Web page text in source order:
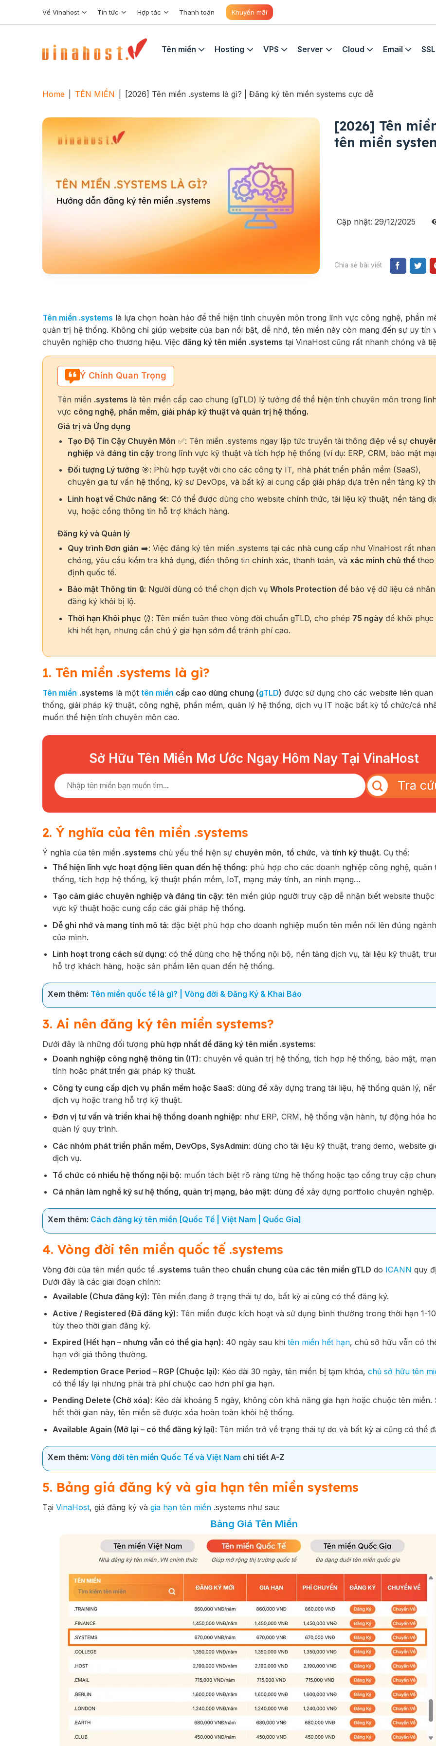
Về Vinahost Tin tức Hợp tác Thanh toán Khuyến mãi
Tên miền Hosting VPS Server Cloud Email SSL
Home TÊN MIỀN [2026] Tên miền .systems là gì? | Đăng ký tên miền systems cực dễ
[2026] Tên
tên miền
Cập nhật: 29/12/2025
Chia sẻ bài viết
Tên miền .systems là lựa chọn hoàn hảo để thể hiện tính chuyên môn trong lĩnh vực công nghệ, phần
quản trị hệ thống. Không chỉ giúp website của bạn nổi bật, dễ nhớ, tên miền này còn mang đến sự uy tín
chuyên nghiệp cho thương hiệu. Việc đăng ký tên miền .systems tại VinaHost cũng rất nhanh chóng và
Ý Chính Quan Trọng
Tên miền .systems là tên miền cấp cao chung (gTLD) lý tưởng để thể hiện tính chuyên môn trong lĩnh
vực công nghệ, phần mềm, giải pháp kỹ thuật và quản trị hệ thống.
Giá trị và Ứng dụng
Tạo Độ Tin Cậy Chuyên Môn ✅: Tên miền .systems ngay lập tức truyền tải thông điệp về sự
nghiệp và đáng tin cậytrong lĩnh vực kỹ thuật và tích hợp hệ thống (ví dụ: ERP, CRM, bảo mật
Đối tượng Lý tưởng 🎯: Phù hợp tuyệt vời cho các công ty IT, nhà phát triển phần mềm (SaaS),
chuyên gia tư vấn hệ thống, kỹ sư DevOps, và bất kỳ ai cung cấp giải pháp dựa trên nền tảng kỹ
Linh hoạt về Chức năng 🛠️: Có thể được dùng cho website chính thức, tài liệu kỹ thuật, nền tảng
vụ, hoặc cổng thông tin hỗ trợ khách hàng.
Đăng ký và Quản lý
Quy trình Đơn giản ➡️: Việc đăng ký tên miền .systems tại các nhà cung cấp như VinaHost rất
chóng, yêu cầu kiểm tra khả dụng, điền thông tin chính xác, thanh toán, và xác minh chủ thểtheo
định quốc tế.
Bảo mật Thông tin 🔒: Người dùng có thể chọn dịch vụ WhoIs Protection để bảo vệ dữ liệu cá nhân
đăng ký khỏi bị lộ.
Thời hạn Khôi phục ⏰: Tên miền tuân theo vòng đời chuẩn gTLD, cho phép 75 ngàyđể khôi phục
khi hết hạn, nhưng cần chú ý gia hạn sớm để tránh phí cao.
1. Tên miền .systems là gì?
Tên miền .systems là một tên miền cấp cao dùng chung (gTLD) được sử dụng cho các website liên quan
thống, giải pháp kỹ thuật, công nghệ, phần mềm, quản lý hệ thống, dịch vụ IT hoặc bất kỳ tổ chức/cá
muốn thể hiện tính chuyên môn cao.
Sở Hữu Tên Miền Mơ Ước Ngay Hôm Nay Tại VinaHost
Tra
2. Ý nghĩa của tên miền .systems
Ý nghĩa của tên miền .systems chủ yếu thể hiện sự chuyên môn, tổ chức, và tính kỹ thuật. Cụ thể:
Thể hiện lĩnh vực hoạt động liên quan đến hệ thống: phù hợp cho các doanh nghiệp công nghệ, quản
thống, tích hợp hệ thống, kỹ thuật phần mềm, IoT, mạng máy tính, an ninh mạng…
Tạo cảm giác chuyên nghiệp và đáng tin cậy: tên miền giúp người truy cập dễ nhận biết website
vực kỹ thuật hoặc cung cấp các giải pháp hệ thống.
Dễ ghi nhớ và mang tính mô tả: đặc biệt phù hợp cho doanh nghiệp muốn tên miền nói lên đúng
của mình.
Linh hoạt trong cách sử dụng: có thể dùng cho hệ thống nội bộ, nền tảng dịch vụ, tài liệu kỹ thuật,
hỗ trợ khách hàng, hoặc sản phẩm liên quan đến hệ thống.
Xem thêm: Tên miền quốc tế là gì? | Vòng đời & Đăng Ký & Khai Báo
3. Ai nên đăng ký tên miền systems?
Dưới đây là những đối tượng phù hợp nhất để đăng ký tên miền .systems:
Doanh nghiệp công nghệ thông tin (IT): chuyên về quản trị hệ thống, tích hợp hệ thống, bảo mật,
tính hoặc phát triển giải pháp kỹ thuật.
Công ty cung cấp dịch vụ phần mềm hoặc SaaS: dùng để xây dựng trang tài liệu, hệ thống quản lý,
dịch vụ hoặc trang hỗ trợ kỹ thuật.
Đơn vị tư vấn và triển khai hệ thống doanh nghiệp: như ERP, CRM, hệ thống vận hành, tự động hóa
quản lý quy trình.
Các nhóm phát triển phần mềm, DevOps, SysAdmin: dùng cho tài liệu kỹ thuật, trang demo, website
dịch vụ.
Tổ chức có nhiều hệ thống nội bộ: muốn tách biệt rõ ràng từng hệ thống hoặc tạo cổng truy cập
Cá nhân làm nghề kỹ sư hệ thống, quản trị mạng, bảo mật: dùng để xây dựng portfolio chuyên nghiệp.
Xem thêm: Cách đăng ký tên miền [Quốc Tế | Việt Nam | Quốc Gia]
4. Vòng đời tên miền quốc tế .systems
Vòng đời của tên miền quốc tế .systems tuân theo chuẩn chung của các tên miền gTLD do ICANN quy
Dưới đây là các giai đoạn chính:
Available (Chưa đăng ký): Tên miền đang ở trạng thái tự do, bất kỳ ai cũng có thể đăng ký.
Active / Registered (Đã đăng ký): Tên miền được kích hoạt và sử dụng bình thường trong thời hạn 1-
tùy theo thời gian đăng ký.
Expired (Hết hạn – nhưng vẫn có thể gia hạn): 40 ngày sau khi tên miền hết hạn, chủ sở hữu vẫn có
hạn với giá thông thường.
Redemption Grace Period – RGP (Chuộc lại): Kéo dài 30 ngày, tên miền bị tạm khóa, chủ sở hữu tên
có thể lấy lại nhưng phải trả phí chuộc cao hơn phí gia hạn.
Pending Delete (Chờ xóa): Kéo dài khoảng 5 ngày, không còn khả năng gia hạn hoặc chuộc tên miền.
hết thời gian này, tên miền sẽ được xóa hoàn toàn khỏi hệ thống.
Available Again (Mở lại – có thể đăng ký lại): Tên miền trở về trạng thái tự do và bất kỳ ai cũng có thể
Xem thêm: Vòng đời tên miền Quốc Tế và Việt Nam chi tiết A-Z
5. Bảng giá đăng ký và gia hạn tên miền systems
Tại VinaHost, giá đăng ký và gia hạn tên miền .systems như sau:
Bảng Giá Tên Miền